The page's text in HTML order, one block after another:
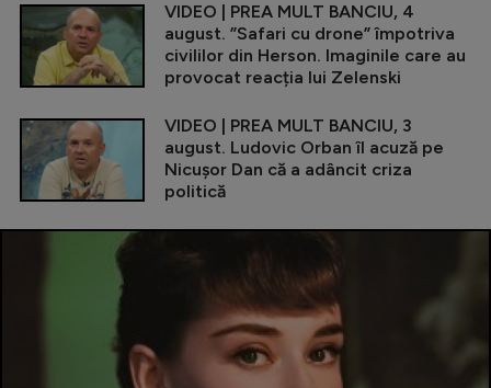
VIDEO | PREA MULT BANCIU, 4
august. ”Safari cu drone” împotriva
civililor din Herson. Imaginile care au
provocat reacția lui Zelenski
VIDEO | PREA MULT BANCIU, 3
august. Ludovic Orban îl acuză pe
Nicușor Dan că a adâncit criza
politică